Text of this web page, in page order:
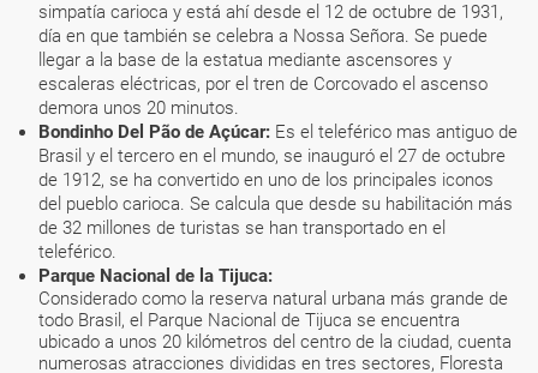
simpatía carioca y está ahí desde el 12 de octubre de 1931,
día en que también se celebra a Nossa Señora. Se puede
llegar a la base de la estatua mediante ascensores y
escaleras eléctricas, por el tren de Corcovado el ascenso
demora unos 20 minutos.
Bondinho Del Pão de Açúcar: Es el teleférico mas antiguo de
Brasil y el tercero en el mundo, se inauguró el 27 de octubre
de 1912, se ha convertido en uno de los principales iconos
del pueblo carioca. Se calcula que desde su habilitación más
de 32 millones de turistas se han transportado en el
teleférico.
Parque Nacional de la Tijuca:
Considerado como la reserva natural urbana más grande de
todo Brasil, el Parque Nacional de Tijuca se encuentra
ubicado a unos 20 kilómetros del centro de la ciudad, cuenta
numerosas atracciones divididas en tres sectores, Floresta